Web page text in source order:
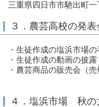
三重県四日市市馳出町一
３．農芸高校の発
・生徒作成の塩浜市場の
・生徒作成の動画の披露
・農芸商品の販売会（売
４．塩浜市場 秋の